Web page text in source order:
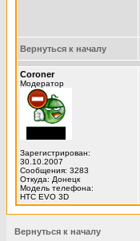
Вернуться к началу
Coroner
Модератор
Зарегистрирован:
30.10.2007
Сообщения: 3283
Откуда: Донецк
Модель телефона:
HTC EVO 3D
Вернуться к началу